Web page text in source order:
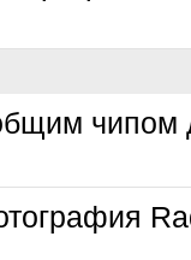
чипом